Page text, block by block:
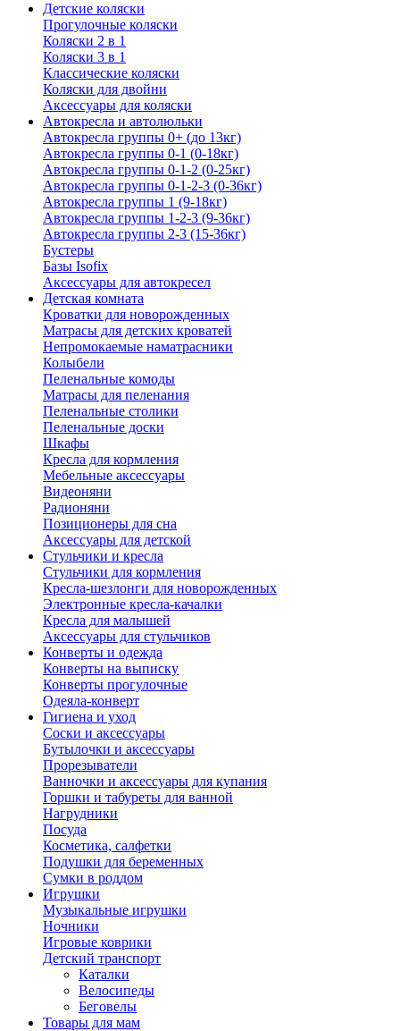
Детские коляски
Прогулочные коляски
Коляски 2 в 1
Коляски 3 в 1
Классические коляски
Коляски для двойни
Аксессуары для коляски
Автокресла и автолюльки
Автокресла группы 0+ (до 13кг)
Автокресла группы 0-1 (0-18кг)
Автокресла группы 0-1-2 (0-25кг)
Автокресла группы 0-1-2-3 (0-36кг)
Автокресла группы 1 (9-18кг)
Автокресла группы 1-2-3 (9-36кг)
Автокресла группы 2-3 (15-36кг)
Бустеры
Базы Isofix
Аксессуары для автокресел
Детская комната
Кроватки для новорожденных
Матрасы для детских кроватей
Непромокаемые наматрасники
Колыбели
Пеленальные комоды
Матрасы для пеленания
Пеленальные столики
Пеленальные доски
Шкафы
Кресла для кормления
Мебельные аксессуары
Видеоняни
Радионяни
Позиционеры для сна
Аксессуары для детской
Стульчики и кресла
Стульчики для кормления
Кресла-шезлонги для новорожденных
Электронные кресла-качалки
Кресла для малышей
Аксессуары для стульчиков
Конверты и одежда
Конверты на выписку
Конверты прогулочные
Одеяла-конверт
Гигиена и уход
Соски и аксессуары
Бутылочки и аксессуары
Прорезыватели
Ванночки и аксессуары для купания
Горшки и табуреты для ванной
Нагрудники
Посуда
Косметика, салфетки
Подушки для беременных
Сумки в роддом
Игрушки
Музыкальные игрушки
Ночники
Игровые коврики
Детский транспорт
Каталки
Велосипеды
Беговелы
Товары для мам